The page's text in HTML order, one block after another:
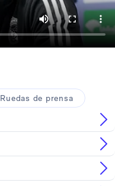
Ruedas de prensa